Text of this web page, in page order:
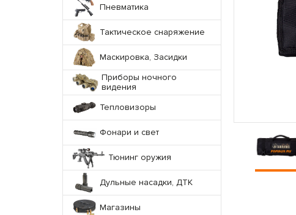
Пневматика
Тактическое снаряжение
Маскировка, Засидки
Приборы ночного
видения
Тепловизоры
Фонари и свет
Тюнинг оружия
Дульные насадки, ДТК
Магазины